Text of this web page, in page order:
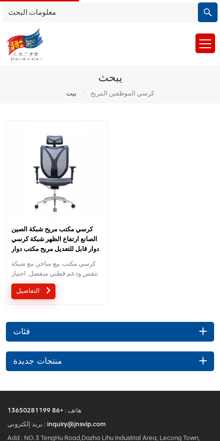
يبحث
بيت / كرسي الموظفين المريح
كرسي مكتب مريح شبكة الصين
الصانع ارتفاع الظهر شبكة كرسي
دوار قابل للتعديل مريح مكتب دوار
كرسي مكتب بيع ساخن مع شبكة
تنفس ودعم قطني منفصل. اجتياز
فئات
منتجات جديدة
هاتف : +86 13650281199
بريد إلكتروني : inquiry@jnsvip.com
Add : NO.3 TengHu Road,Dazha Lihu Industrial Area, Lecong Town,